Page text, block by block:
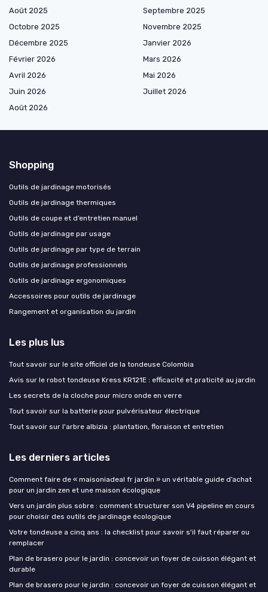
Août 2025
Septembre 2025
Octobre 2025
Novembre 2025
Décembre 2025
Janvier 2026
Février 2026
Mars 2026
Avril 2026
Mai 2026
Juin 2026
Juillet 2026
Août 2026
Shopping
Outils de jardinage motorisés
Outils de jardinage thermiques
Outils de coupe et d’entretien manuel
Outils de jardinage par usage
Outils de jardinage par type de terrain
Outils de jardinage professionnels
Outils de jardinage ergonomiques
Accessoires pour outils de jardinage
Rangement et organisation du jardin
Les plus lus
Tout savoir sur le site officiel de la tondeuse Colombia
Avis sur le robot tondeuse Kress KR121E : efficacité et praticité au jardin
Les secrets de la cloche pour micro onde en verre
Tout savoir sur la batterie pour pulvérisateur électrique
Tout savoir sur l'arbre albizia : plantation, floraison et entretien
Les derniers articles
Comment faire de « maisoniadeal fr jardin » un véritable guide d’achat
pour un jardin zen et une maison écologique
Vers un jardin plus sobre : comment structurer son V4 pipeline en cours
pour choisir des outils de jardinage écologique
Votre tondeuse a cinq ans : la checklist pour savoir s'il faut réparer ou
remplacer
Plan de brasero pour le jardin : concevoir un foyer de cuisson élégant et
durable
Plan de brasero pour le jardin : concevoir un foyer de cuisson élégant et